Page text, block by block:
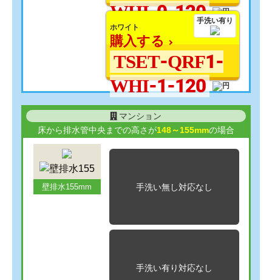
WHI-0-120手洗い有り
ホワイト
購入する
TSET-QRF1-
WHI-1-120
マンション
床から排水管中央までの高さが148～155mmの場合
壁排水155mm 手洗い無し対応なし
手洗い有り対応なし